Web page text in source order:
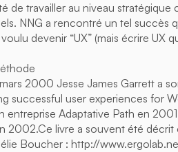
de travailler au niveau
NNG a rencontré un tel succès
devenir “UX” (mais écrire UX
2000 Jesse James Garrett a
successful user experiences for
entreprise Adaptative Path en
2002.Ce livre a souvent été
Boucher : http://